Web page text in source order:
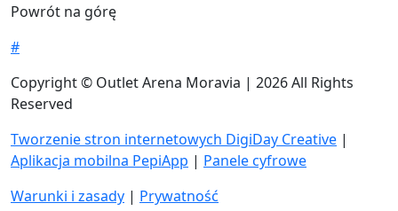
Powrót na górę
#
Copyright © Outlet Arena Moravia | 2026 All Rights
Reserved
Tworzenie stron internetowych DigiDay Creative |
Aplikacja mobilna PepiApp | Panele cyfrowe
Warunki i zasady | Prywatność